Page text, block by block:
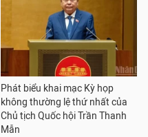
Phát biểu khai mạc Kỳ họp
không thường lệ thứ nhất của
Chủ tịch Quốc hội Trần Thanh
Mẫn